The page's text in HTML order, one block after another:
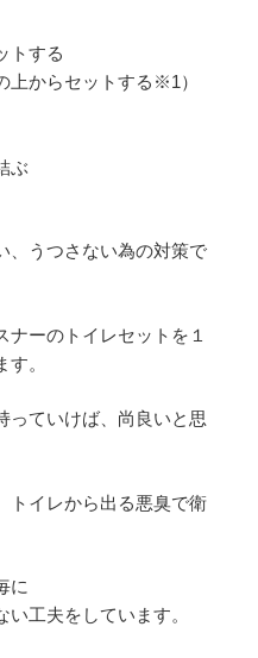
トする
上からセットする※1）
ぶ
うつさない為の対策で
ナーのトイレセットを１
。
っていけば、尚良いと思
トイレから出る悪臭で衛
に
工夫をしています。